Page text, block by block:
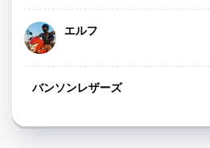
エルフ
バンソンレザーズ